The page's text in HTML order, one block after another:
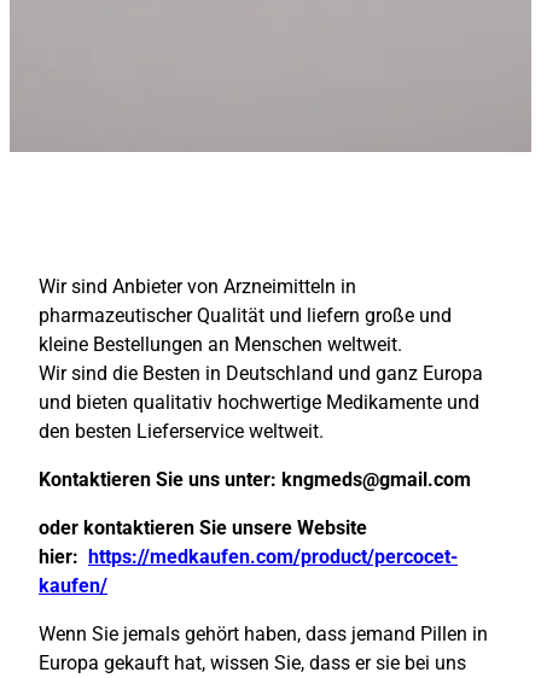
Wir sind Anbieter von Arzneimitteln in
pharmazeutischer Qualität und liefern große und
kleine Bestellungen an Menschen weltweit.
Wir sind die Besten in Deutschland und ganz Europa
und bieten qualitativ hochwertige Medikamente und
den besten Lieferservice weltweit.
Kontaktieren Sie uns unter: kngmeds@gmail.com
oder kontaktieren Sie unsere Website
hier:
https://medkaufen.com/product/percocet-
kaufen/
Wenn Sie jemals gehört haben, dass jemand Pillen in
Europa gekauft hat, wissen Sie, dass er sie bei uns